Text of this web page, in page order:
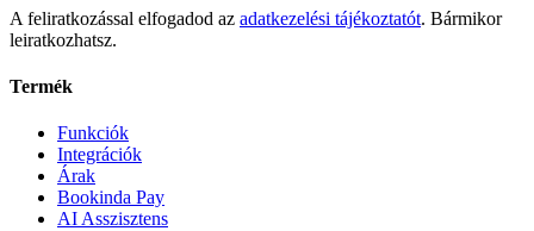
A feliratkozással elfogadod az adatkezelési tájékoztatót. Bármikor
leiratkozhatsz.
Termék
Funkciók
Integrációk
Árak
Bookinda Pay
AI Asszisztens